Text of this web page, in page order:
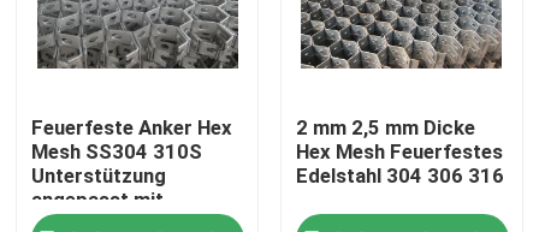
VR-Show
Über uns
Fabrik-Ausflug
Feuerfeste Anker Hex
Mesh SS304 310S
Unterstützung
angepasst mit
50x50mm Mesh
2 mm 2,5 mm Dicke
Hex Mesh Feuerfestes
Edelstahl 304 306 316